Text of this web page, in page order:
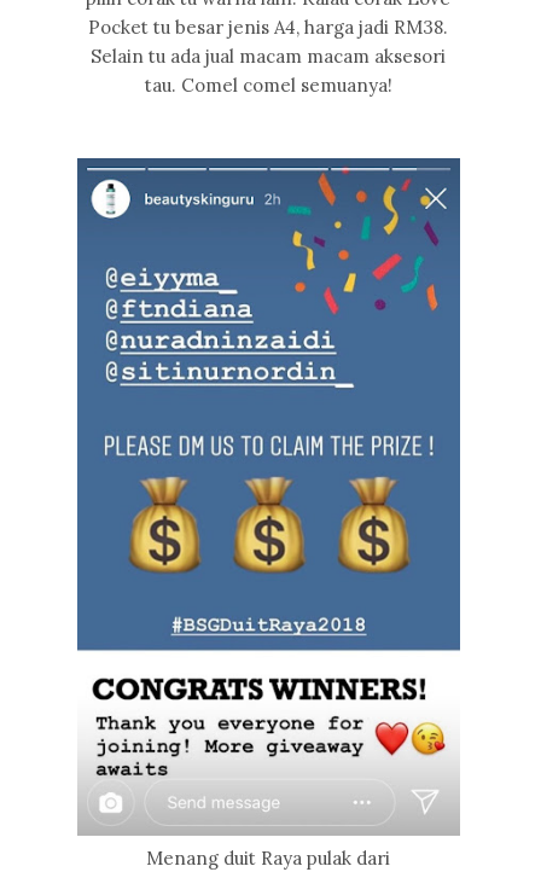
Pocket tu besar jenis A4, harga jadi RM38.
Selain tu ada jual macam macam aksesori
tau. Comel comel semuanya!
Menang duit Raya pulak dari